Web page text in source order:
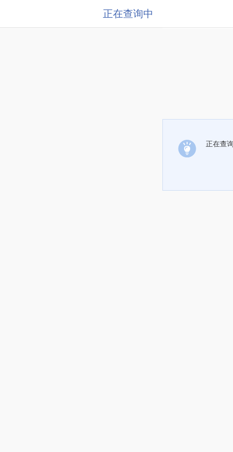
正在查询中
正在查